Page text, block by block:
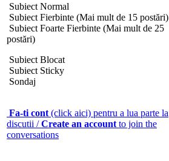
Subiect Normal
Subiect Fierbinte (Mai mult de 15 postări)
Subiect Foarte Fierbinte (Mai mult de 25
postări)
Subiect Blocat
Subiect Sticky
Sondaj
Fa-ti cont (click aici) pentru a lua parte la
discutii /Create an account to join the
conversations